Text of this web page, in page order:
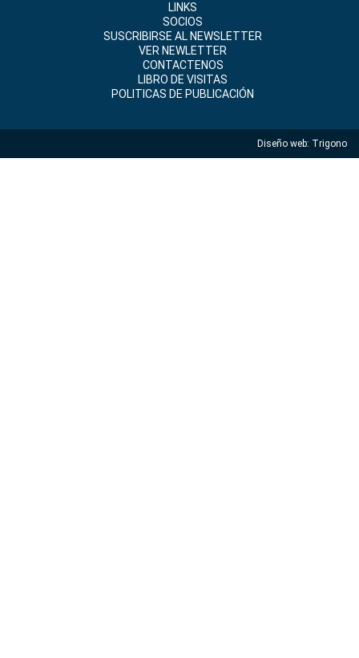
LINKS
SOCIOS
SUSCRIBIRSE AL NEWSLETTER
VER NEWLETTER
CONTACTENOS
LIBRO DE VISITAS
POLITICAS DE PUBLICACIÓN
Diseño web: Trigono